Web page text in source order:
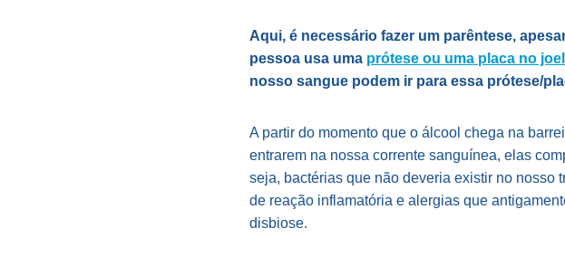
Aqui, é necessário fazer um parêntese,
pessoa usa uma prótese ou uma placa no
nosso sangue podem ir para essa prótese/
A partir do momento que o álcool chega na
entrarem na nossa corrente sanguínea, elas
seja, bactérias que não deveria existir no nosso
de reação inflamatória e alergias que
disbiose.